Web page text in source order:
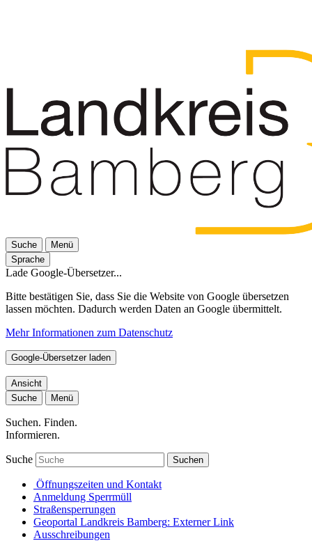
Suche
Menü
Sprache
Lade Google-Übersetzer...
Bitte bestätigen Sie, dass Sie die Website von Google übersetzen
lassen möchten. Dadurch werden Daten an Google übermittelt.
Mehr Informationen zum Datenschutz
Google-Übersetzer laden
Ansicht
Suche
Menü
Suchen. Finden.
Informieren.
Suche Suchen
Öffnungszeiten und Kontakt
Anmeldung Sperrmüll
Straßensperrungen
Geoportal Landkreis Bamberg: Externer Link
Ausschreibungen